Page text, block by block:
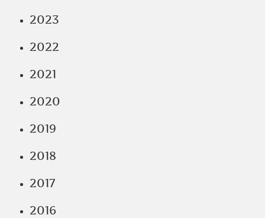
2023
2022
2021
2020
2019
2018
2017
2016